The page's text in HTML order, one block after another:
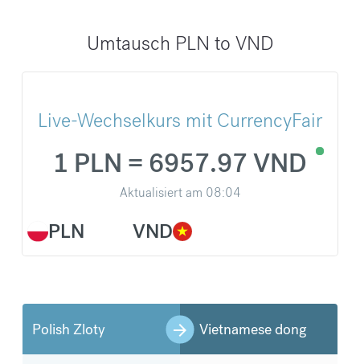
Umtausch PLN to VND
Live-Wechselkurs mit CurrencyFair
PLN
1 PLN = 6957.97 VND
Aktualisiert am 08:04
VND
Polish Zloty Vietnamese dong